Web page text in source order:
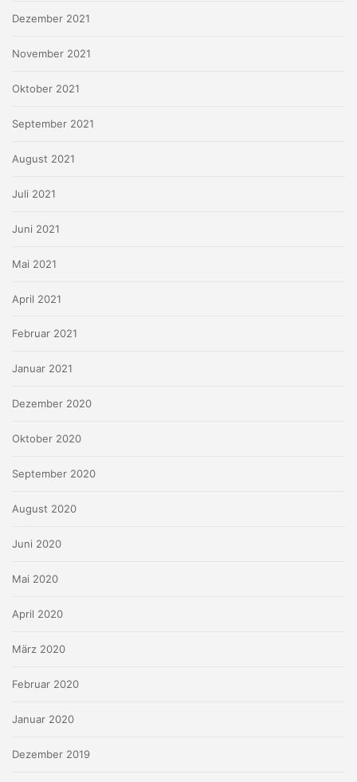
Dezember 2021
November 2021
Oktober 2021
September 2021
August 2021
Juli 2021
Juni 2021
Mai 2021
April 2021
Februar 2021
Januar 2021
Dezember 2020
Oktober 2020
September 2020
August 2020
Juni 2020
Mai 2020
April 2020
März 2020
Februar 2020
Januar 2020
Dezember 2019